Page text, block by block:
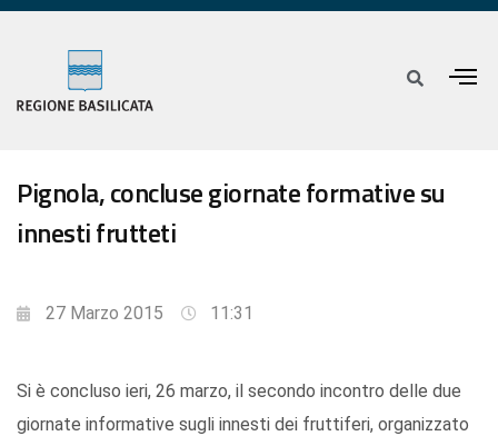
Pignola, concluse giornate formative su
innesti frutteti
27 Marzo 2015 11:31
Si è concluso ieri, 26 marzo, il secondo incontro delle due
giornate informative sugli innesti dei fruttiferi, organizzato